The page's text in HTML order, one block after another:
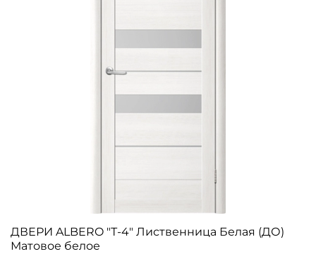
ДВЕРИ ALBERO "Т-4" Лиственница Белая (ДО)
Матовое белое